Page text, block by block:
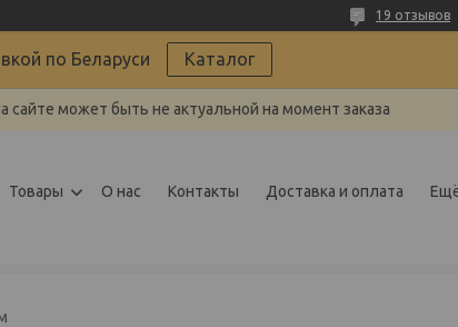
19 отзывов
по Беларуси Каталог
сайте может быть не актуальной на момент заказа
Товары О нас Контакты Доставка и оплата